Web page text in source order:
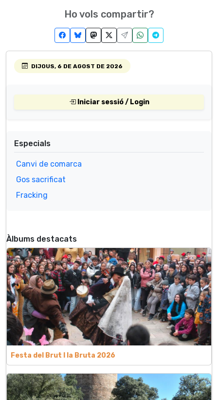
Ho vols compartir?
DIJOUS, 6 DE AGOST DE 2026
Iniciar sessió / Login
Especials
Canvi de comarca
Gos sacrificat
Fracking
Àlbums destacats
Festa del Brut l la Bruta 2026